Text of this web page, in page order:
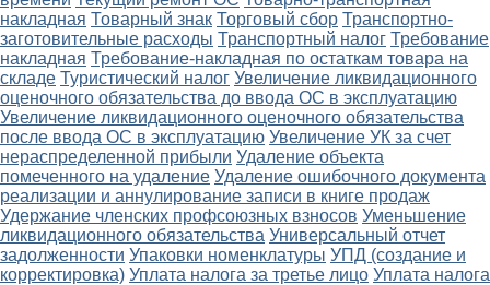
накладная Товарный знак Торговый сбор Транспортно-
заготовительные расходы Транспортный налог Требование
накладная Требование-накладная по остаткам товара на
складе Туристический налог Увеличение ликвидационного
оценочного обязательства до ввода ОС в эксплуатацию
Увеличение ликвидационного оценочного обязательства
после ввода ОС в эксплуатацию Увеличение УК за счет
нераспределенной прибыли Удаление объекта
помеченного на удаление Удаление ошибочного документа
реализации и аннулирование записи в книге продаж
Удержание членских профсоюзных взносов Уменьшение
ликвидационного обязательства Универсальный отчет
задолженности Упаковки номенклатуры УПД (создание и
корректировка) Уплата налога за третье лицо Уплата налога